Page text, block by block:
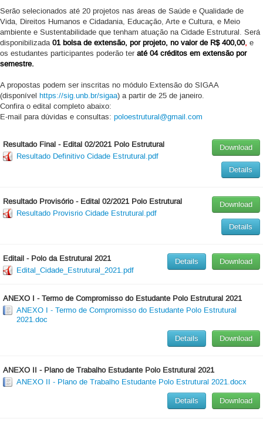
Serão selecionados até 20 projetos nas áreas de Saúde e Qualidade de
Vida, Direitos Humanos e Cidadania, Educação, Arte e Cultura, e Meio
ambiente e Sustentabilidade que tenham atuação na Cidade Estrutural. Será
disponibilizada01 bolsa de extensão, por projeto, no valor de R$ 400,00, e
os estudantes participantes poderão ter até 04 créditos em extensão por
semestre.
A propostas podem ser inscritas no módulo Extensão do SIGAA
(disponível https://sig.unb.br/sigaa) a partir de 25 de janeiro.
Confira o edital completo abaixo:
E-mail para dúvidas e consultas: poloestrutural@gmail.com
Resultado Final - Edital 02/2021 Polo Estrutural
Resultado Definitivo Cidade Estrutural.pdf
Download
Details
Resultado Provisório - Edital 02/2021 Polo Estrutural
Resultado Provisrio Cidade Estrutural.pdf
Download
Details
Editail - Polo da Estrutural 2021
Edital_Cidade_Estrutural_2021.pdf
Download
Details
ANEXO I - Termo de Compromisso do Estudante Polo Estrutural 2021
ANEXO I - Termo de Compromisso do Estudante Polo Estrutural
2021.doc
Download
Details
ANEXO II - Plano de Trabalho Estudante Polo Estrutural 2021
ANEXO II - Plano de Trabalho Estudante Polo Estrutural 2021.docx
Download
Details